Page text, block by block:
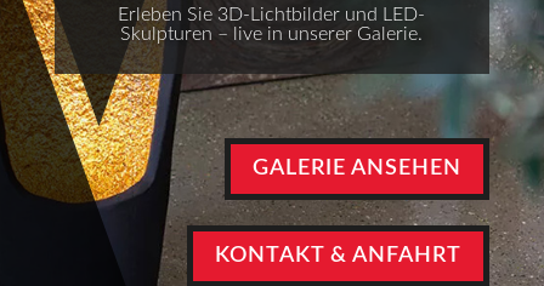
Erleben Sie 3D-Lichtbilder und LED-
Skulpturen – live in unserer Galerie.
GALERIE ANSEHEN
KONTAKT & ANFAHRT